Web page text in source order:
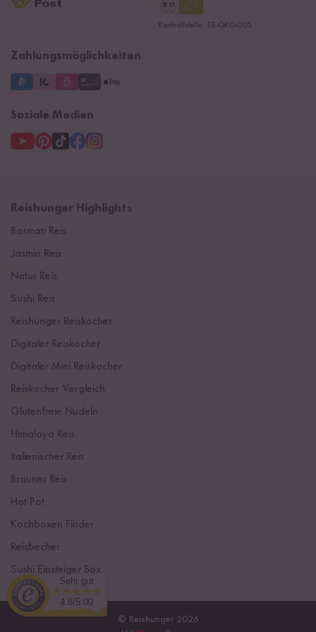
Kontrollstelle: DE-ÖKO-005
Zahlungsmöglichkeiten
Soziale Medien
Reishunger Highlights
Basmati Reis
Jasmin Reis
Natur Reis
Sushi Reis
Reishunger Reiskocher
Digitaler Reiskocher
Digitaler Mini Reiskocher
Reiskocher Vergleich
Glutenfreie Nudeln
Himalaya Reis
Italienischer Reis
Brauner Reis
Hot Pot
Kochboxen Finder
Reisbecher
Sushi Einsteiger Box
© Reishunger 2026
Sehr gut
4.8/5.00